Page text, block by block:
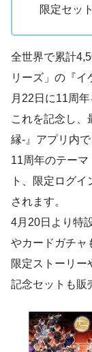
限定セッ
全世界で累計
リーズ」の『
月22日に11周年
これを記念し、
縁-』アプリ内
11周年のテー
ト、限定ログ
されます。
4月20日より特
やカードガチャ
限定ストーリー
記念セットも販